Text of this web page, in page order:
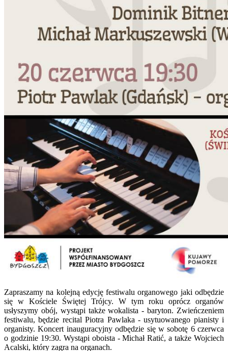
Zapraszamy na kolejną edycję festiwalu organowego jaki odbędzie
się w Kościele Świętej Trójcy. W tym roku oprócz organów
usłyszymy obój, wystąpi także wokalista - baryton. Zwieńczeniem
festiwalu, będzie recital Piotra Pawlaka - usytuowanego pianisty i
organisty. Koncert inauguracyjny odbędzie się w sobotę 6 czerwca
o godzinie 19:30. Wystąpi oboista - Michał Ratić, a także Wojciech
Acalski, który zagra na organach.